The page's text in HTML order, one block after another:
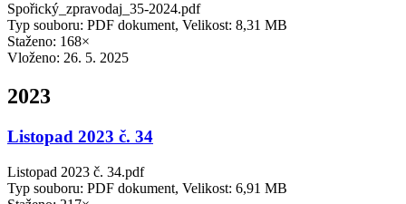
Spořický_zpravodaj_35-2024.pdf
Typ souboru: PDF dokument, Velikost: 8,31 MB
Staženo: 168×
Vloženo: 26. 5. 2025
2023
Listopad 2023 č. 34
Listopad 2023 č. 34.pdf
Typ souboru: PDF dokument, Velikost: 6,91 MB